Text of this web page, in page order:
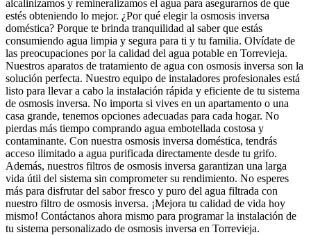
alcalinizamos y remineralizamos el agua para asegurarnos de que
estés obteniendo lo mejor. ¿Por qué elegir la osmosis inversa
doméstica? Porque te brinda tranquilidad al saber que estás
consumiendo agua limpia y segura para ti y tu familia. Olvídate de
las preocupaciones por la calidad del agua potable en Torrevieja.
Nuestros aparatos de tratamiento de agua con osmosis inversa son la
solución perfecta. Nuestro equipo de instaladores profesionales está
listo para llevar a cabo la instalación rápida y eficiente de tu sistema
de osmosis inversa. No importa si vives en un apartamento o una
casa grande, tenemos opciones adecuadas para cada hogar. No
pierdas más tiempo comprando agua embotellada costosa y
contaminante. Con nuestra osmosis inversa doméstica, tendrás
acceso ilimitado a agua purificada directamente desde tu grifo.
Además, nuestros filtros de osmosis inversa garantizan una larga
vida útil del sistema sin comprometer su rendimiento. No esperes
más para disfrutar del sabor fresco y puro del agua filtrada con
nuestro filtro de osmosis inversa. ¡Mejora tu calidad de vida hoy
mismo! Contáctanos ahora mismo para programar la instalación de
tu sistema personalizado de osmosis inversa en Torrevieja.